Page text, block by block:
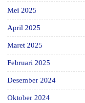
Mei 2025
April 2025
Maret 2025
Februari 2025
Desember 2024
Oktober 2024